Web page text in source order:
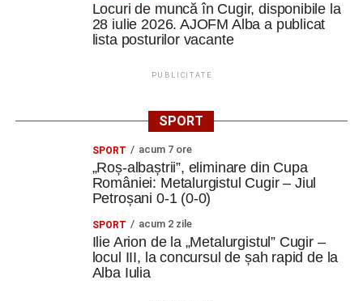
Locuri de muncă în Cugir, disponibile la
28 iulie 2026. AJOFM Alba a publicat
lista posturilor vacante
PUBLICITATE
SPORT
SPORT acum 7 ore
„Roș-albaștrii”, eliminare din Cupa
României: Metalurgistul Cugir – Jiul
Petroșani 0-1 (0-0)
SPORT acum 2 zile
Ilie Arion de la „Metalurgistul” Cugir –
locul III, la concursul de șah rapid de la
Alba Iulia